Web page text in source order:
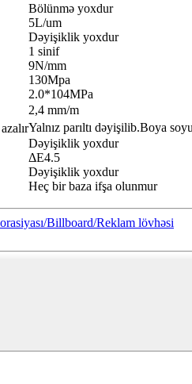
Bölünmə yoxdur
5L/um
Dəyişiklik yoxdur
1 sinif
9N/mm
130Mpa
2.0*104MPa
2,4 mm/m
Yalnız parıltı dəyişilib.Boya
Dəyişiklik yoxdur
ΔE4.5
Dəyişiklik yoxdur
Heç bir baza ifşa olunmur
Billboard/Reklam lövhəsi